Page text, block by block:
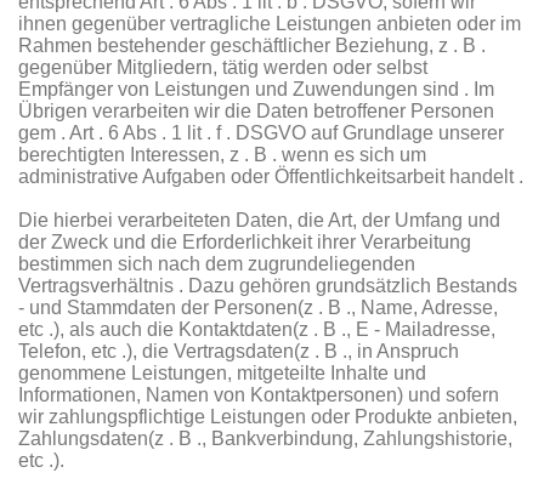
ihnen gegenüber vertragliche Leistungen anbieten oder im
Rahmen bestehender geschäftlicher Beziehung, z . B .
gegenüber Mitgliedern, tätig werden oder selbst
Empfänger von Leistungen und Zuwendungen sind . Im
Übrigen verarbeiten wir die Daten betroffener Personen
gem . Art . 6 Abs . 1 lit . f . DSGVO auf Grundlage unserer
berechtigten Interessen, z . B . wenn es sich um
administrative Aufgaben oder Öffentlichkeitsarbeit handelt .
Die hierbei verarbeiteten Daten, die Art, der Umfang und
der Zweck und die Erforderlichkeit ihrer Verarbeitung
bestimmen sich nach dem zugrundeliegenden
Vertragsverhältnis . Dazu gehören grundsätzlich Bestands
- und Stammdaten der Personen(z . B ., Name, Adresse,
etc .), als auch die Kontaktdaten(z . B ., E - Mailadresse,
Telefon, etc .), die Vertragsdaten(z . B ., in Anspruch
genommene Leistungen, mitgeteilte Inhalte und
Informationen, Namen von Kontaktpersonen) und sofern
wir zahlungspflichtige Leistungen oder Produkte anbieten,
Zahlungsdaten(z . B ., Bankverbindung, Zahlungshistorie,
etc .).